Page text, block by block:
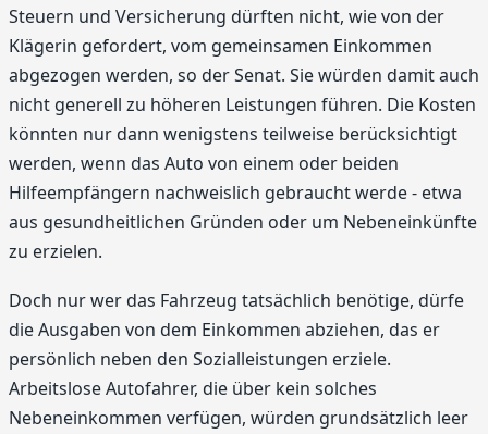
Steuern und Versicherung dürften nicht, wie von der
Klägerin gefordert, vom gemeinsamen Einkommen
abgezogen werden, so der Senat. Sie würden damit auch
nicht generell zu höheren Leistungen führen. Die Kosten
könnten nur dann wenigstens teilweise berücksichtigt
werden, wenn das Auto von einem oder beiden
Hilfeempfängern nachweislich gebraucht werde - etwa
aus gesundheitlichen Gründen oder um Nebeneinkünfte
zu erzielen.
Doch nur wer das Fahrzeug tatsächlich benötige, dürfe
die Ausgaben von dem Einkommen abziehen, das er
persönlich neben den Sozialleistungen erziele.
Arbeitslose Autofahrer, die über kein solches
Nebeneinkommen verfügen, würden grundsätzlich leer